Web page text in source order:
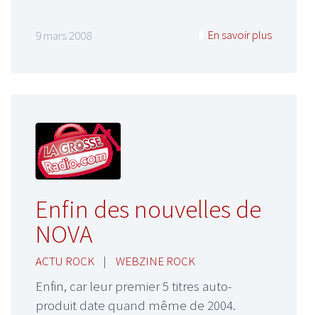
9 mars 2008 En savoir plus
Enfin des nouvelles de
NOVA
ACTU ROCK | WEBZINE ROCK
Enfin, car leur premier 5 titres auto-
produit date quand même de 2004.